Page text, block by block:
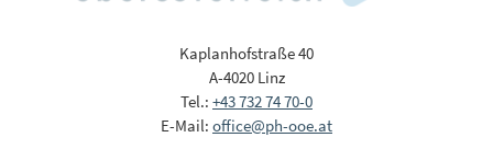
Kaplanhofstraße 40
A-4020 Linz
Tel.: +43 732 74 70-0
E-Mail: office@ph-ooe.at